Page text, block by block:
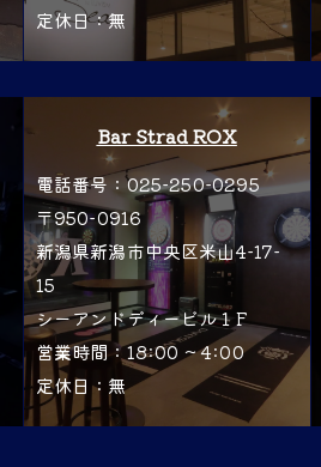
定休日：無
Bar Strad ROX
電話番号：025-250-0295
〒950-0916
新潟県新潟市中央区米山4-17-
15
シーアンドディービル１F
営業時間：18:00 ~ 4:00
定休日：無